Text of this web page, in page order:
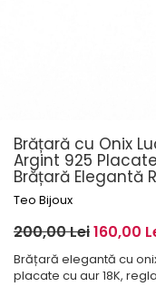
Brățară cu Onix
Argint 925
Brățară Elegantă
Teo Bijoux
200,00 Lei160,00
Brățară elegantă cu
placate cu aur 18K,